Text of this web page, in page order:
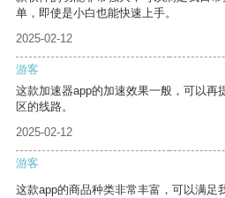
单，即使是小白也能快速上手。
2025-02-12
游客
这款加速器app的加速效果一般，可以再
区的线路。
2025-02-12
游客
这款app的商品种类非常丰富，可以满足